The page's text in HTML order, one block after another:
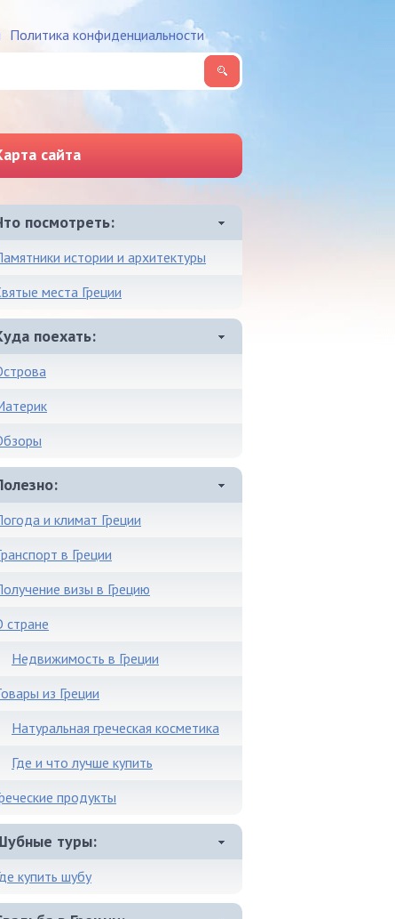
Политика конфиденциальности
сайта
посмотреть
истории и архитектуры
места Греции
поехать
и климат Греции
в Греции
визы в Грецию
стране
Недвижимость в Греции
из Греции
Натуральная греческая косметика
Где и что лучше купить
продукты
туры
купить шубу